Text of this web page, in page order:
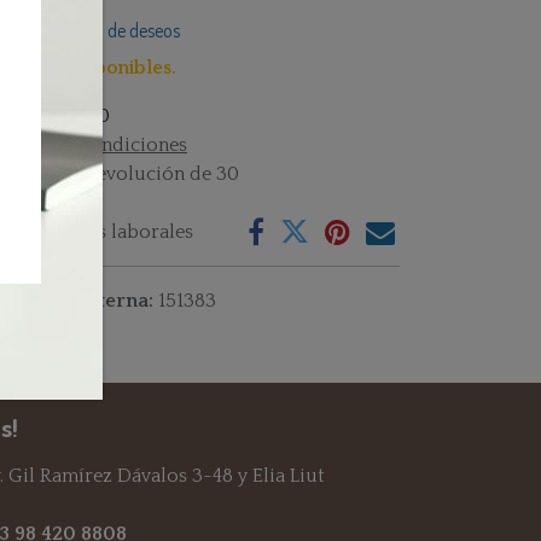
Añadir a lista de deseos
1 Uni disponibles.
: 1.0
y condiciones
de devolución de 30
2-3 días laborales
interna: 151383
Gil Ramírez Dávalos 3-48 y Elia Liut
98 420 8808